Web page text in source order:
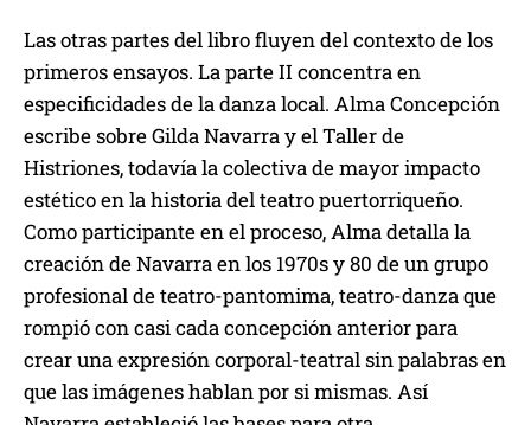
Las otras partes del libro fluyen del contexto de los
primeros ensayos. La parte II concentra en
especificidades de la danza local. Alma Concepción
escribe sobre Gilda Navarra y el Taller de
Histriones, todavía la colectiva de mayor impacto
estético en la historia del teatro puertorriqueño.
Como participante en el proceso, Alma detalla la
creación de Navarra en los 1970s y 80 de un grupo
profesional de teatro-pantomima, teatro-danza que
rompió con casi cada concepción anterior para
crear una expresión corporal-teatral sin palabras en
que las imágenes hablan por si mismas. Así